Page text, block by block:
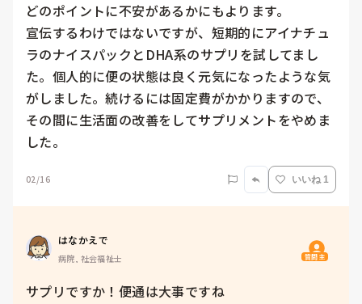
どのポイントに不安があるかにもよります。
宣伝するわけではないですが、短期的にアイナチュ
ラのナイスパックとDHA系のサプリを試してまし
た。個人的に便の状態は良く元気になったような気
がしました。続けるには固定費がかかりますので、
その間に生活面の改善をしてサプリメントをやめま
した。
02/16 いいね 1
はなかえで
病院, 社会福祉士 質問主
サプリですか！便通は大事ですね